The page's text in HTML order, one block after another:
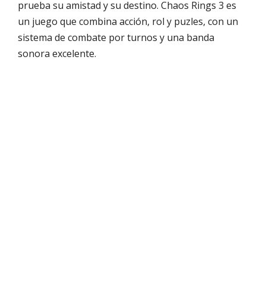
prueba su amistad y su destino. Chaos Rings 3 es
un juego que combina acción, rol y puzles, con un
sistema de combate por turnos y una banda
sonora excelente.